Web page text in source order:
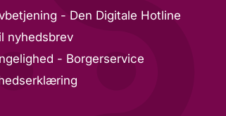
- Den Digitale Hotline
nyhedsbrev
- Borgerservice